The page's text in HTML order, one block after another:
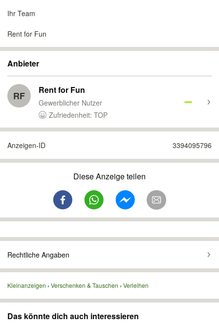
Ihr Team
Rent for Fun
Anbieter
RF Rent for Fun
Gewerblicher Nutzer
Zufriedenheit: TOP
Anzeigen-ID 3394095796
Diese Anzeige teilen
Rechtliche Angaben
Kleinanzeigen Verschenken & Tauschen Verleihen
Das könnte dich auch interessieren